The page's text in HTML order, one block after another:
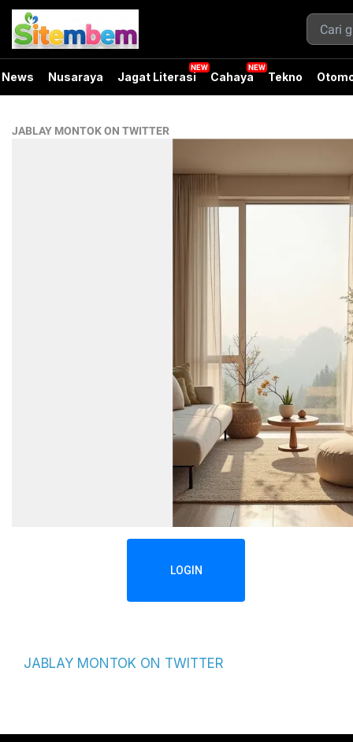
News Nusaraya Jagat Literasi Cahaya Tekno
JABLAY MONTOK ON TWITTER
LOGIN
JABLAY MONTOK ON TWITTER